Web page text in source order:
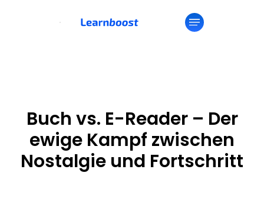
Buch vs. E-Reader – Der
ewige Kampf zwischen
Nostalgie und Fortschritt